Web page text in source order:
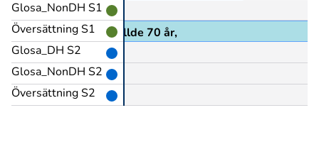
Glosa_NonDH S1
Översättning S1
Glosa_DH S2
Glosa_NonDH S2
Översättning S2
när mamma fyllde 70 år,